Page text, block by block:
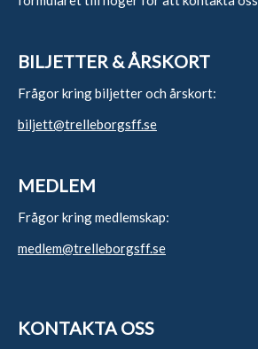
BILJETTER & ÅRSKORT
Frågor kring biljetter och årskort:
biljett@trelleborgsff.se
MEDLEM
Frågor kring medlemskap:
medlem@trelleborgsff.se
KONTAKTA OSS